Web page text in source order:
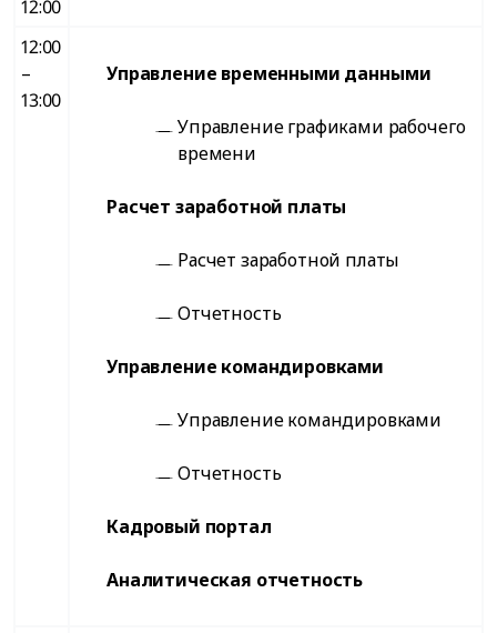
12:00
12:00
–
13:00
Управление временными данными
Управление графиками рабочего
времени
Расчет заработной платы
Расчет заработной платы
Отчетность
Управление командировками
Управление командировками
Отчетность
Кадровый портал
Аналитическая отчетность